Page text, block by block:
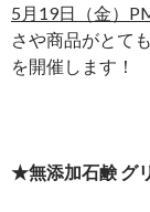
5月19日（金）
さや商品がとて
を開催します！
★無添加石鹸 グ